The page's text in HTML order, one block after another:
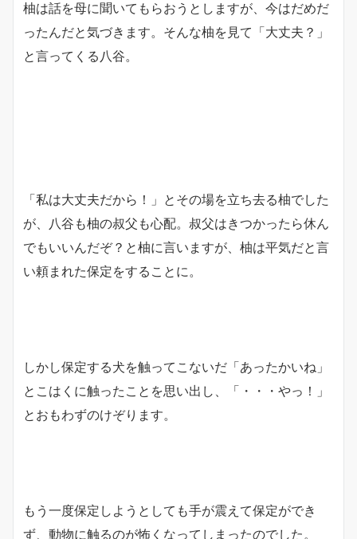
柚は話を母に聞いてもらおうとしますが、今はだめだ
ったんだと気づきます。そんな柚を見て「大丈夫？」
と言ってくる八谷。
「私は大丈夫だから！」とその場を立ち去る柚でした
が、八谷も柚の叔父も心配。叔父はきつかったら休ん
でもいいんだぞ？と柚に言いますが、柚は平気だと言
い頼まれた保定をすることに。
しかし保定する犬を触ってこないだ「あったかいね」
とこはくに触ったことを思い出し、「・・・やっ！」
とおもわずのけぞります。
もう一度保定しようとしても手が震えて保定ができ
ず、動物に触るのが怖くなってしまったのでした。